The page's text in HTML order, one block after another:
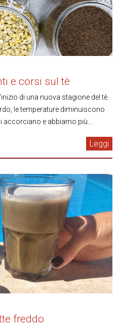
e corsi sul tè
di una nuova stagione del tè.
le temperature diminuiscono
e abbiamo più...
Leggi
freddo